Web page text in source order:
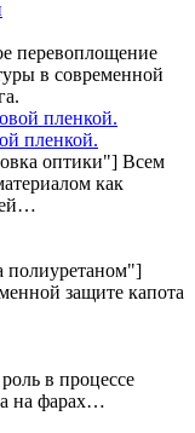
перевоплощение
в современной
пленкой.
оптики"] Всем
как
полиуретаном"]
защите капота
в процессе
на фарах…